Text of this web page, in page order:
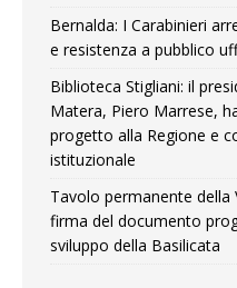
Bernalda: I Carabinieri
e resistenza a pubblico
Biblioteca Stigliani: il
Matera, Piero Marrese,
progetto alla Regione e
istituzionale
Tavolo permanente della
firma del documento
sviluppo della Basilicata